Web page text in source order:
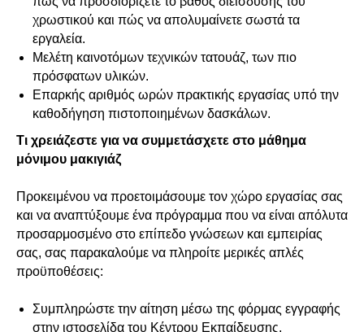
χρωστικού και πώς να απολυμαίνετε σωστά τα
εργαλεία.
Μελέτη καινοτόμων τεχνικών τατουάζ, των πιο
πρόσφατων υλικών.
Επαρκής αριθμός ωρών πρακτικής εργασίας υπό την
καθοδήγηση πιστοποιημένων δασκάλων.
Τι χρειάζεστε για να συμμετάσχετε στο μάθημα
μόνιμου μακιγιάζ
Προκειμένου να προετοιμάσουμε τον χώρο εργασίας σας
και να αναπτύξουμε ένα πρόγραμμα που να είναι απόλυτα
προσαρμοσμένο στο επίπεδο γνώσεων και εμπειρίας
σας, σας παρακαλούμε να πληροίτε μερικές απλές
προϋποθέσεις:
Συμπληρώστε την αίτηση μέσω της φόρμας εγγραφής
στην ιστοσελίδα του Κέντρου Εκπαίδευσης,